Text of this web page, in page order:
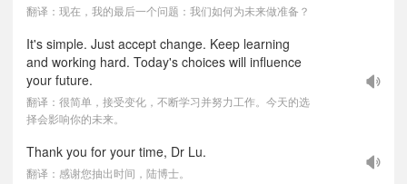
翻译：现在，我的最后一个问题：我们如何为未来做准备？
It's simple. Just accept change. Keep learning
and working hard. Today's choices will influence
your future.
翻译：很简单，接受变化，不断学习并努力工作。今天的选
择会影响你的未来。
Thank you for your time, Dr Lu.
翻译：感谢您抽出时间，陆博士。